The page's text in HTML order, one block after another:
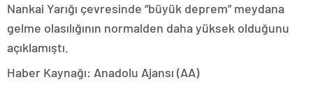
Nankai Yarığı çevresinde “büyük deprem” meydana
gelme olasılığının normalden daha yüksek olduğunu
açıklamıştı.
Haber Kaynağı: Anadolu Ajansı (AA)